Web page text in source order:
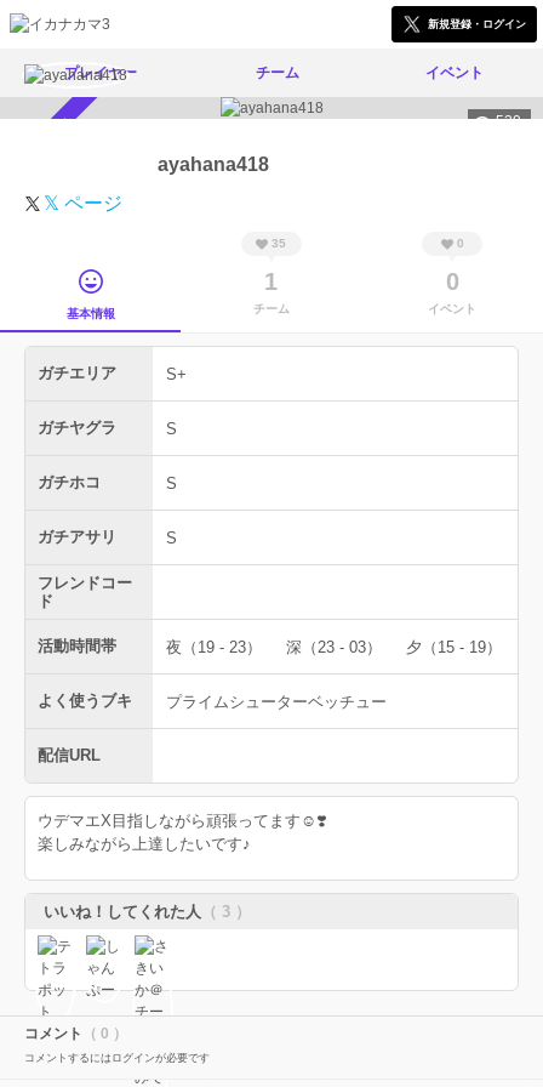
新規登録・ログイン
プレイヤー チーム イベント
539
ayahana418
𝕏 ページ
基本情報
35
1
チーム
0
0
イベント
ガチエリア S+
ガチヤグラ S
ガチホコ S
ガチアサリ S
フレンドコー
ド
活動時間帯 夜（19 - 23） 深（23 - 03） 夕（15 - 19）
よく使うブキ プライムシューターベッチュー
配信URL
ウデマエX目指しながら頑張ってます☺️❣️
楽しみながら上達したいです♪
いいね！してくれた人 （ 3 ）
コメント （ 0 ）
コメントするにはログインが必要です